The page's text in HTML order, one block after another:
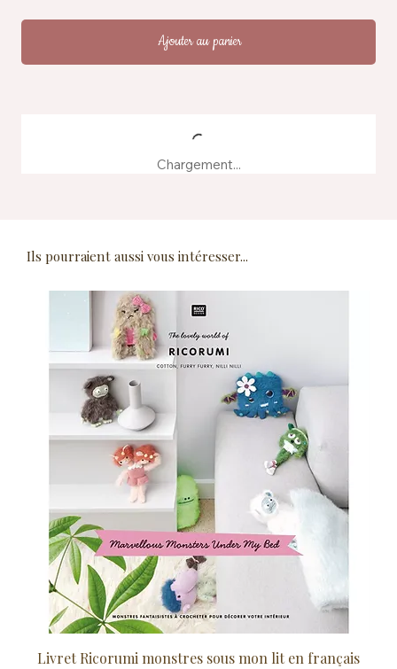
Ajouter au panier
Chargement...
Ils pourraient aussi vous intéresser...
Livret Ricorumi monstres sous mon lit en français